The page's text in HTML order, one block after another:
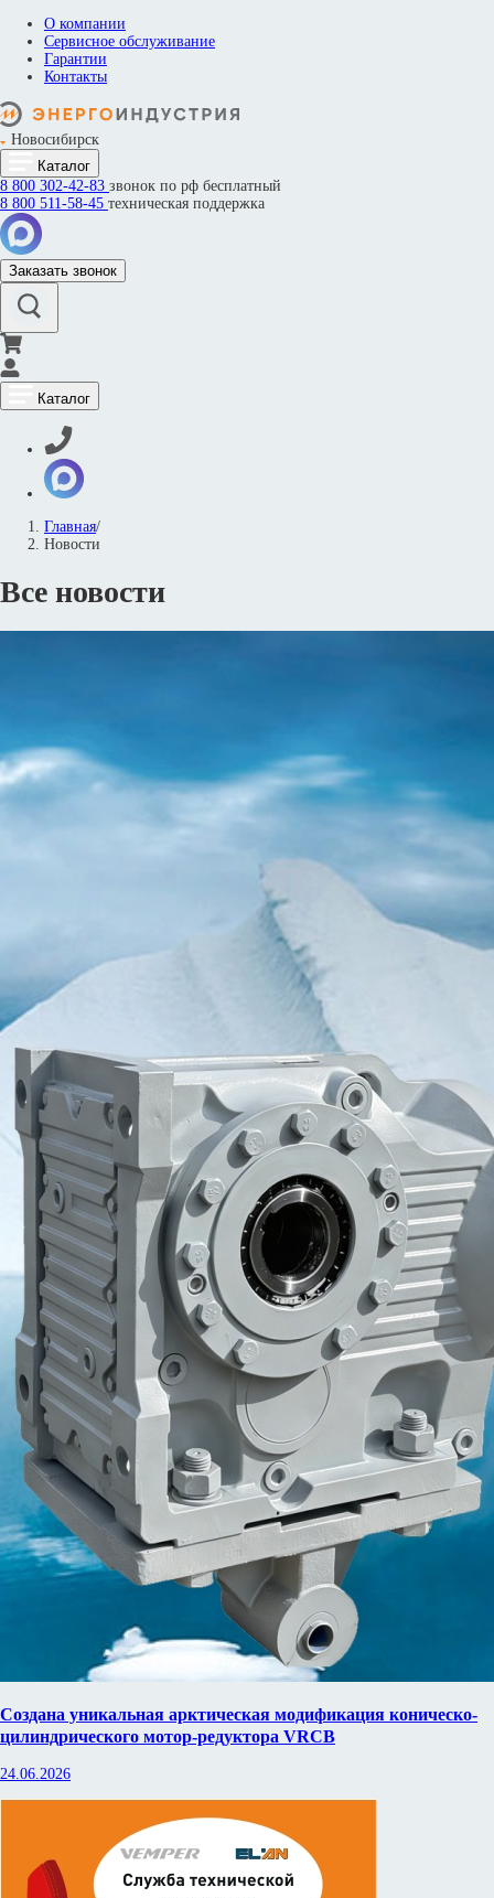
О компании
Сервисное обслуживание
Гарантии
Контакты
Новосибирск
Каталог
8 800 302-42-83 звонок по рф бесплатный
8 800 511-58-45 техническая поддержка
Заказать звонок
Каталог
Главная/
Новости
Все новости
Создана уникальная арктическая модификация коническо-
цилиндрического мотор-редуктора VRCB
24.06.2026